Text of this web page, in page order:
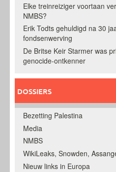
Elke treinreiziger voortaan
NMBS?
Erik Todts gehuldigd na 30
fondsenwerving
De Britse Keir Starmer was
genocide-ontkenner
DOSSIERS
Bezetting Palestina
Media
NMBS
WikiLeaks, Snowden,
Nieuw links in Europa